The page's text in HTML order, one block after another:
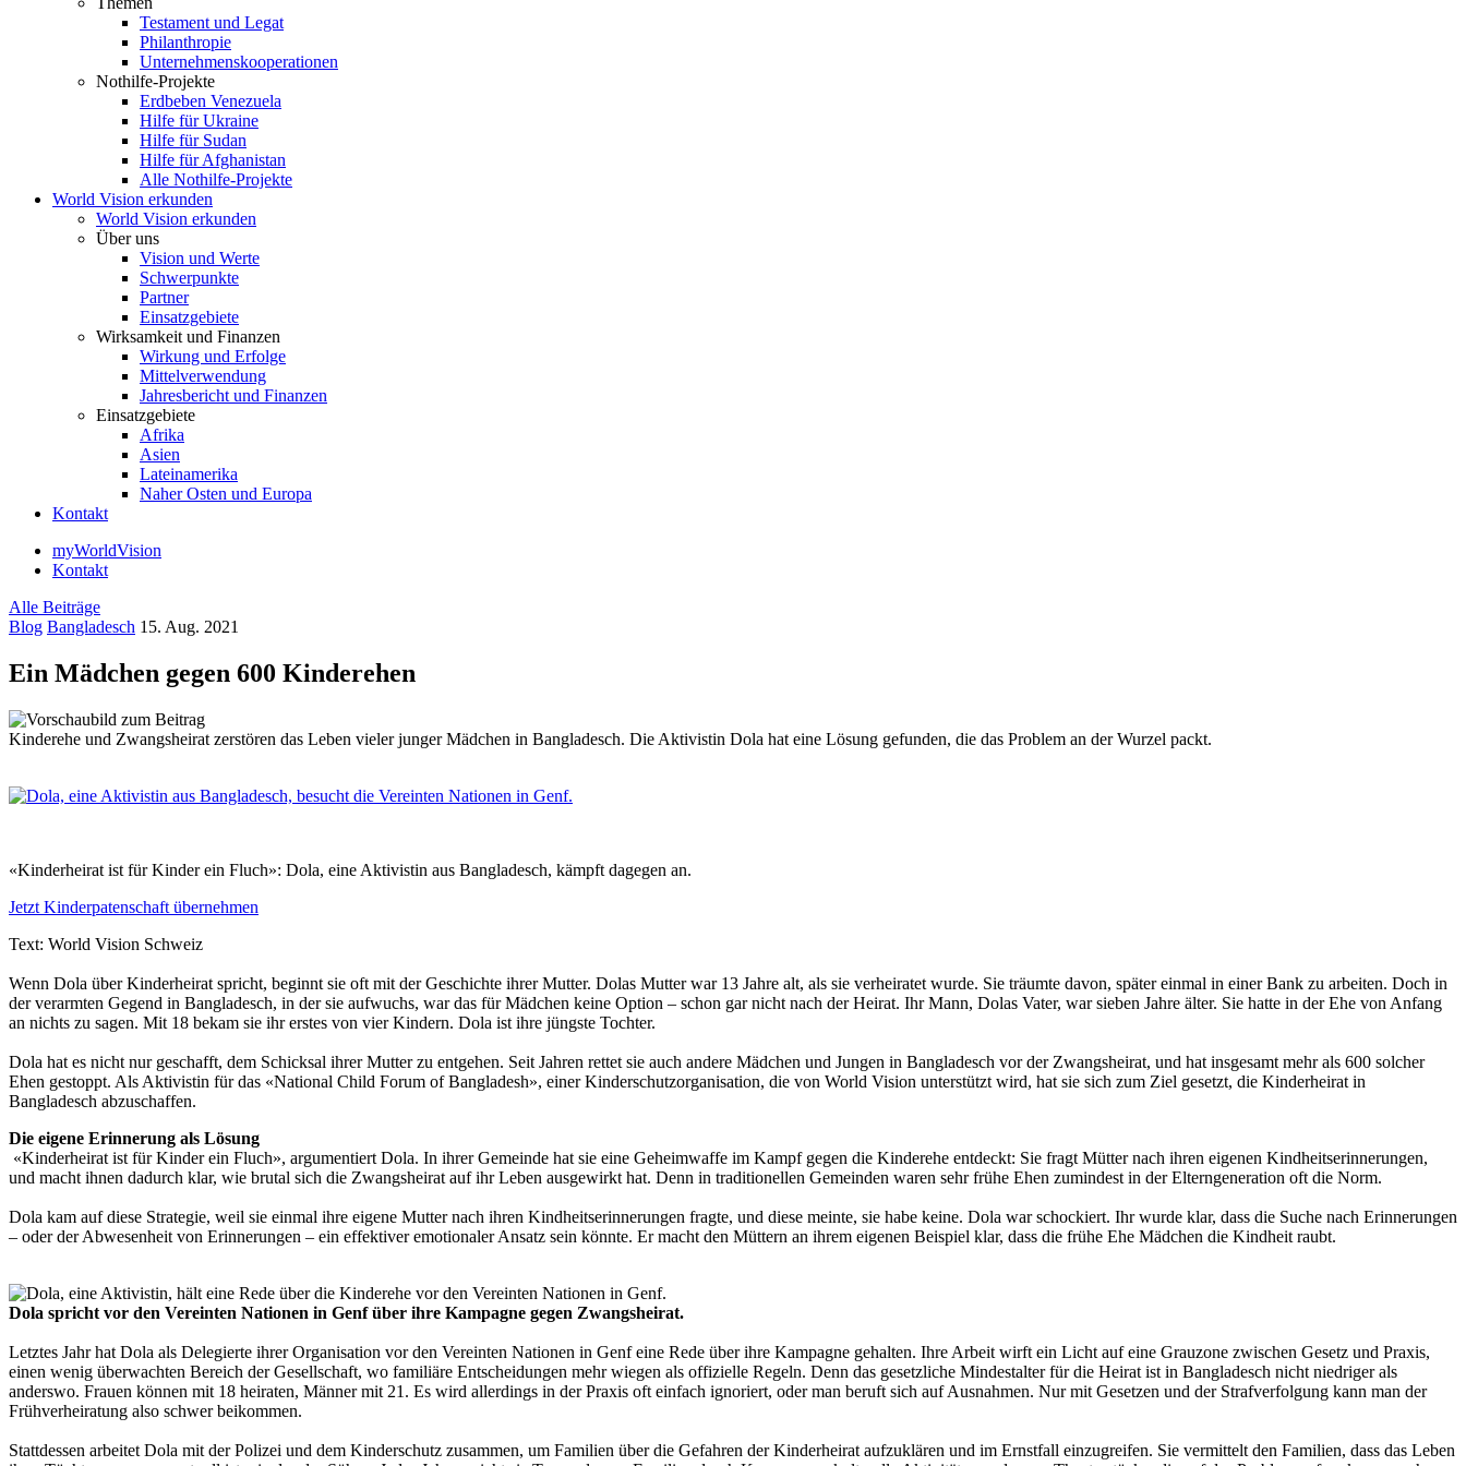
Testament und Legat
Philanthropie
Unternehmenskooperationen
Nothilfe-Projekte
Erdbeben Venezuela
Hilfe für Ukraine
Hilfe für Sudan
Hilfe für Afghanistan
Alle Nothilfe-Projekte
World Vision erkunden
World Vision erkunden
Über uns
Vision und Werte
Schwerpunkte
Partner
Einsatzgebiete
Wirksamkeit und Finanzen
Wirkung und Erfolge
Mittelverwendung
Jahresbericht und Finanzen
Einsatzgebiete
Afrika
Asien
Lateinamerika
Naher Osten und Europa
Kontakt
myWorldVision
Kontakt
Alle Beiträge
Blog Bangladesch 15. Aug. 2021
Ein Mädchen gegen 600 Kinderehen
Kinderehe und Zwangsheirat zerstören das Leben vieler junger Mädchen in Bangladesch. Die Aktivistin Dola hat eine Lösung gefunden, die das Problem an der Wurzel packt.
«Kinderheirat ist für Kinder ein Fluch»: Dola, eine Aktivistin aus Bangladesch, kämpft dagegen an.
Jetzt Kinderpatenschaft übernehmen
Text: World Vision Schweiz
Wenn Dola über Kinderheirat spricht, beginnt sie oft mit der Geschichte ihrer Mutter. Dolas Mutter war 13 Jahre alt, als sie verheiratet wurde. Sie träumte davon, später einmal in einer Bank zu arbeiten. Doch in
der verarmten Gegend in Bangladesch, in der sie aufwuchs, war das für Mädchen keine Option – schon gar nicht nach der Heirat. Ihr Mann, Dolas Vater, war sieben Jahre älter. Sie hatte in der Ehe von Anfang
an nichts zu sagen. Mit 18 bekam sie ihr erstes von vier Kindern. Dola ist ihre jüngste Tochter.
Dola hat es nicht nur geschafft, dem Schicksal ihrer Mutter zu entgehen. Seit Jahren rettet sie auch andere Mädchen und Jungen in Bangladesch vor der Zwangsheirat, und hat insgesamt mehr als 600 solcher
Ehen gestoppt. Als Aktivistin für das «National Child Forum of Bangladesh», einer Kinderschutzorganisation, die von World Vision unterstützt wird, hat sie sich zum Ziel gesetzt, die Kinderheirat in
Bangladesch abzuschaffen.
Die eigene Erinnerung als Lösung
«Kinderheirat ist für Kinder ein Fluch», argumentiert Dola. In ihrer Gemeinde hat sie eine Geheimwaffe im Kampf gegen die Kinderehe entdeckt: Sie fragt Mütter nach ihren eigenen Kindheitserinnerungen,
und macht ihnen dadurch klar, wie brutal sich die Zwangsheirat auf ihr Leben ausgewirkt hat. Denn in traditionellen Gemeinden waren sehr frühe Ehen zumindest in der Elterngeneration oft die Norm.
Dola kam auf diese Strategie, weil sie einmal ihre eigene Mutter nach ihren Kindheitserinnerungen fragte, und diese meinte, sie habe keine. Dola war schockiert. Ihr wurde klar, dass die Suche nach Erinnerungen
– oder der Abwesenheit von Erinnerungen – ein effektiver emotionaler Ansatz sein könnte. Er macht den Müttern an ihrem eigenen Beispiel klar, dass die frühe Ehe Mädchen die Kindheit raubt.
Dola spricht vor den Vereinten Nationen in Genf über ihre Kampagne gegen Zwangsheirat.
Letztes Jahr hat Dola als Delegierte ihrer Organisation vor den Vereinten Nationen in Genf eine Rede über ihre Kampagne gehalten. Ihre Arbeit wirft ein Licht auf eine Grauzone zwischen Gesetz und Praxis,
einen wenig überwachten Bereich der Gesellschaft, wo familiäre Entscheidungen mehr wiegen als offizielle Regeln. Denn das gesetzliche Mindestalter für die Heirat ist in Bangladesch nicht niedriger als
anderswo. Frauen können mit 18 heiraten, Männer mit 21. Es wird allerdings in der Praxis oft einfach ignoriert, oder man beruft sich auf Ausnahmen. Nur mit Gesetzen und der Strafverfolgung kann man der
Frühverheiratung also schwer beikommen.
Stattdessen arbeitet Dola mit der Polizei und dem Kinderschutz zusammen, um Familien über die Gefahren der Kinderheirat aufzuklären und im Ernstfall einzugreifen. Sie vermittelt den Familien, dass das Leben